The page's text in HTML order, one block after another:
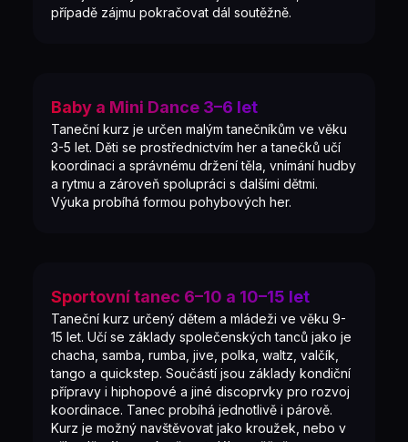
případě zájmu pokračovat dál soutěžně.
Baby a Mini Dance 3–6 let
Taneční kurz je určen malým tanečníkům ve věku
3-5 let. Děti se prostřednictvím her a tanečků učí
koordinaci a správnému držení těla, vnímání hudby
a rytmu a zároveň spolupráci s dalšími dětmi.
Výuka probíhá formou pohybových her.
Sportovní tanec 6–10 a 10–15 let
Taneční kurz určený dětem a mládeži ve věku 9-
15 let. Učí se základy společenských tanců jako je
chacha, samba, rumba, jive, polka, waltz, valčík,
tango a quickstep. Součástí jsou základy kondiční
přípravy i hiphopové a jiné discoprvky pro rozvoj
koordinace. Tanec probíhá jednotlivě i párově.
Kurz je možný navštěvovat jako kroužek, nebo v